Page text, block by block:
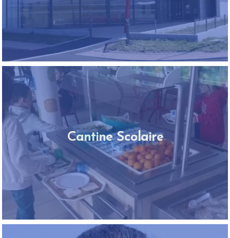
Cantine Scolaire